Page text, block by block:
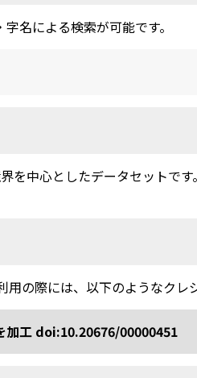
名による検索が可能です。
を中心としたデータセットで
の際には、以下のようなクレ
加工 doi:10.20676/00000451